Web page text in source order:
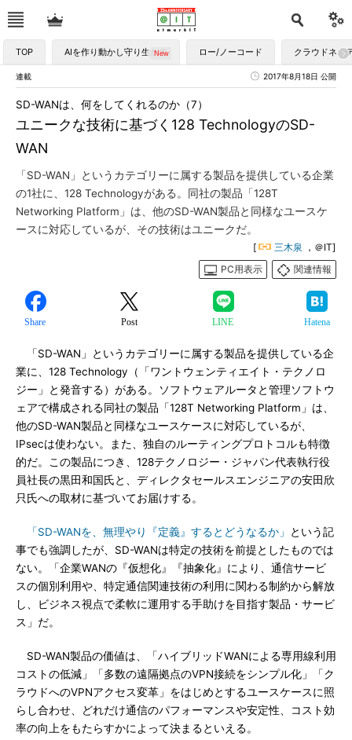
TOP AIを作り動かし守り生かす ロー/ノーコード クラウドネイ
連載 2017年8月18日 公開
ユニークな技術に基づく128 TechnologyのSD-
WAN
SD-WANは、何をしてくれるのか（7）
「SD-WAN」というカテゴリーに属する製品を提供している企業
の1社に、128 Technologyがある。同社の製品「128T
Networking Platform」は、他のSD-WAN製品と同様なユースケ
ースに対応しているが、その技術はユニークだ。
[ 三木泉 ，＠IT]
PC用表示
関連情報
Share Post LINE Hatena
「SD-WAN」というカテゴリーに属する製品を提供している企
業に、128 Technology（「ワントウェンティエイト・テクノロ
ジー」と発音する）がある。ソフトウェアルータと管理ソフトウ
ェアで構成される同社の製品「128T Networking Platform」は、
他のSD-WAN製品と同様なユースケースに対応しているが、
IPsecは使わない。また、独自のルーティングプロトコルも特徴
的だ。この製品につき、128テクノロジー・ジャパン代表執行役
員社長の黒田和国氏と、ディレクタセールスエンジニアの安田欣
只氏への取材に基づいてお届けする。
「SD-WANを、無理やり『定義』するとどうなるか」
という記
事でも強調したが、SD-WANは特定の技術を前提としたものでは
ない。「企業WANの『仮想化』『抽象化』により、通信サービ
スの個別利用や、特定通信関連技術の利用に関わる制約から解放
し、ビジネス視点で柔軟に運用する手助けを目指す製品・サービ
ス」だ。
SD-WAN製品の価値は、「ハイブリッドWANによる専用線利用
コストの低減」「多数の遠隔拠点のVPN接続をシンプル化」「ク
ラウドへのVPNアクセス変革」をはじめとするユースケースに照
らし合わせ、どれだけ通信のパフォーマンスや安定性、コスト効
率の向上をもたらすかによって決まるといえる。